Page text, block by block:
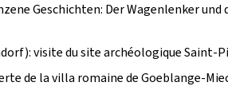
Geschichten: Der Wagenlenker
visite du site archéologique Saint-
de la villa romaine de Goeblange-